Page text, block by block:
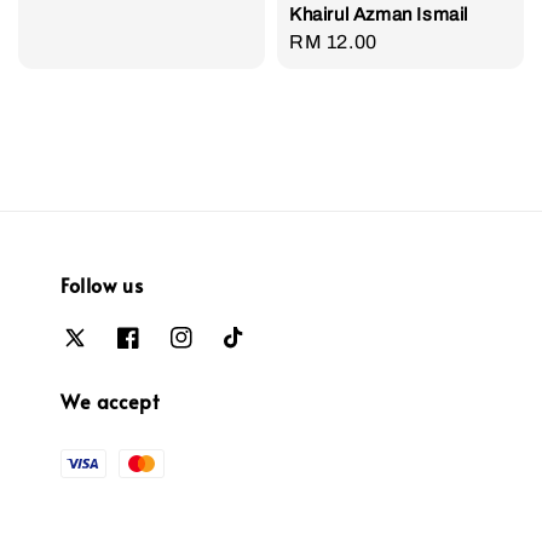
Khairul Azman Ismail
Regular
RM 12.00
Follow us
We accept